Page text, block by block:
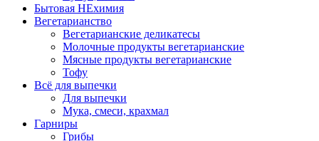
Бытовая НЕхимия
Вегетарианство
Вегетарианские деликатесы
Молочные продукты вегетарианские
Мясные продукты вегетарианские
Тофу
Всё для выпечки
Для выпечки
Мука, смеси, крахмал
Гарниры
Грибы